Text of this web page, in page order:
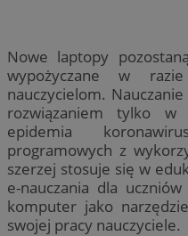
Nowe laptopy
wypożyczane w
nauczycielom.
rozwiązaniem tylko w
epidemia
programowych z
szerzej stosuje się w
e-nauczania dla
komputer jako
swojej pracy nauczyciele.